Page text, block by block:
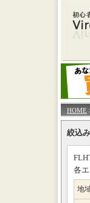
HOME
絞込
各
地